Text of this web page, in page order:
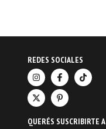
REDES SOCIALES
QUERÉS SUSCRIBIRTE A